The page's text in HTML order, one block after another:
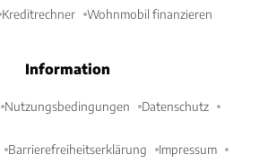
Kreditrechner Wohnmobil finanzieren
Information
Nutzungsbedingungen Datenschutz
Barrierefreiheitserklärung Impressum